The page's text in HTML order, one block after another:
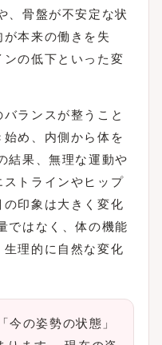
、骨盤が不安定な状
本来の働きを失
の低下といった変
ランスが整うこと
め、内側から体を
結果、無理な運動や
トラインやヒップ
印象は大きく変化
ではなく、体の機能
理的に自然な変化
今の姿勢の状態」